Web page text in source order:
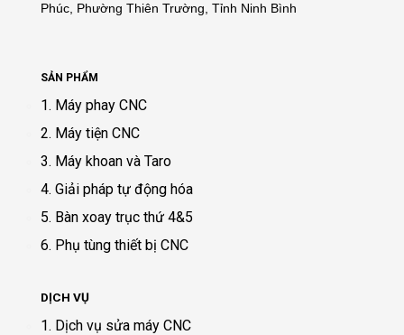
Phúc, Phường Thiên Trường, Tỉnh Ninh Bình
SẢN PHẨM
1. Máy phay CNC
2. Máy tiện CNC
3. Máy khoan và Taro
4. Giải pháp tự động hóa
5. Bàn xoay trục thứ 4&5
6. Phụ tùng thiết bị CNC
DỊCH VỤ
1. Dịch vụ sửa máy CNC